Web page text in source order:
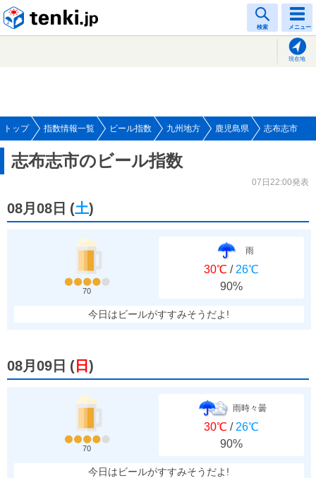
検索 メニュー
現在地
トップ 指数情報一覧 ビール指数 九州地方 鹿児島県 志布志市
志布志市のビール指数
07日22:00発表
08月08日 (土)
70
雨
30℃ / 26℃
90%
今日はビールがすすみそうだよ!
08月09日 ( 日 )
70
雨時々曇
30℃ / 26℃
90%
今日はビールがすすみそうだよ!